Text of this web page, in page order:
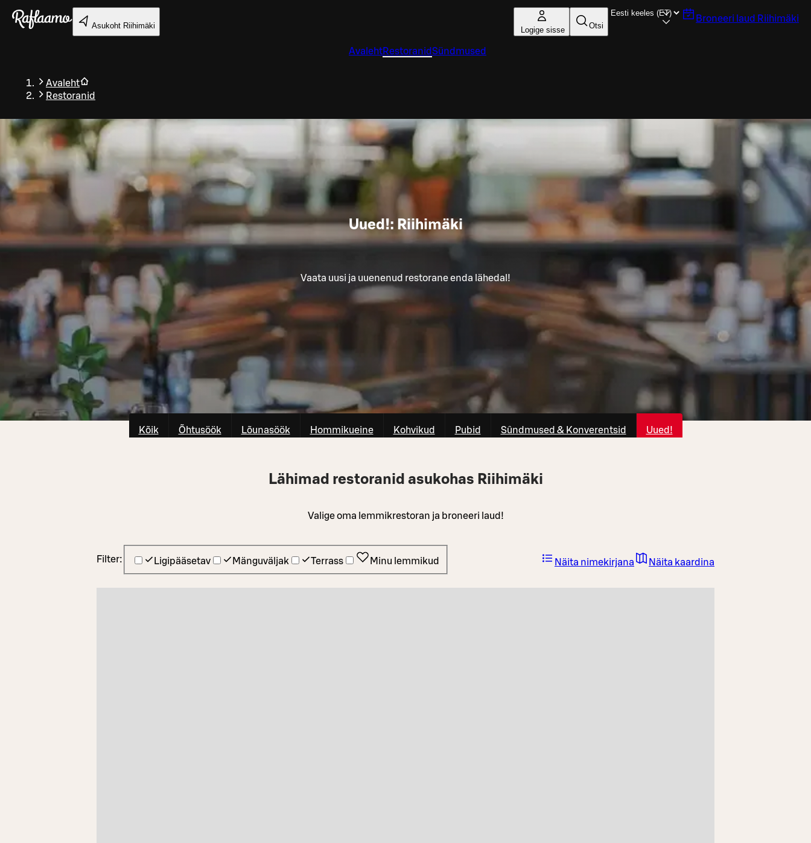
Liigu peamise sisu juurde
Asukoht Riihimäki Logige sisse Otsi
Broneeri laud Riihimäki
AvalehtRestoranidSündmused
Avaleht
Restoranid
Uued!: Riihimäki
Vaata uusi ja uuenenud restorane enda lähedal!
Kõik Õhtusöök Lõunasöök Hommikueine Kohvikud Pubid Sûndmused & Konverentsid Uued!
Lähimad restoranid asukohas Riihimäki
Valige oma lemmikrestoran ja broneeri laud!
Filter: Ligipääsetav Mänguväljak Terrass Minu lemmikud Näita nimekirjana Näita kaardina